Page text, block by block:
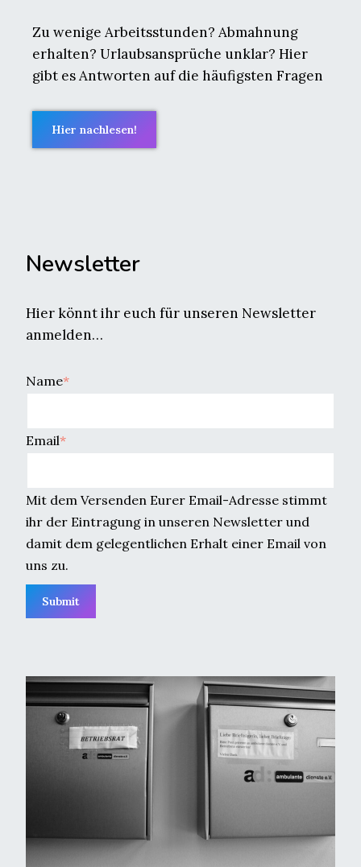
Zu wenige Arbeitsstunden? Abmahnung
erhalten? Urlaubsansprüche unklar? Hier
gibt es Antworten auf die häufigsten Fragen
Hier nachlesen!
Newsletter
Hier könnt ihr euch für unseren Newsletter
anmelden…
Name*
Email*
Mit dem Versenden Eurer Email-Adresse stimmt
ihr der Eintragung in unseren Newsletter und
damit dem gelegentlichen Erhalt einer Email von
uns zu.
Submit